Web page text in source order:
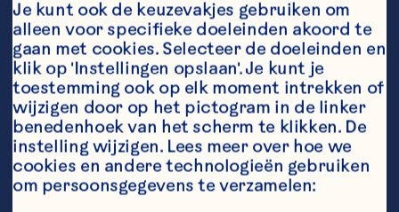
Ingredients
150 ml Ocean Spray® Cranberry Blueberry
50 ml wodka
sap van 1 limoenpart
ijsblokjes
Steps
Je kunt ook de keuzevakjes gebruiken om
alleen voor specifieke doeleinden akoord te
gaan met cookies. Selecteer de doeleinden en
klik op 'Instellingen opslaan'. Je kunt je
toestemming ook op elk moment intrekken of
wijzigen door op het pictogram in de linker
benedenhoek van het scherm te klikken. De
instelling wijzigen. Lees meer over hoe we
cookies en andere technologieën gebruiken
om persoonsgegevens te verzamelen: